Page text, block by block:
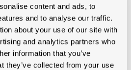
content and ads, to
and to analyse our traffic.
about your use of our site with
and analytics partners who
information that you’ve
they’ve collected from your use
Euroroof Max
Sarking AUtherm Sarking L Plus
Roof L
Utherm Sarking K
30mm40mm50mm 60mm 70mm
120mm130mm140mm150mm